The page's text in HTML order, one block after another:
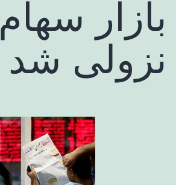
بازار سهام
نزولی شد